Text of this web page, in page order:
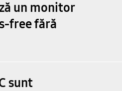
II
un monitor
free fără
sunt